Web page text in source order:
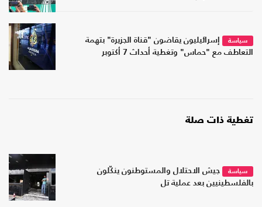
سياسة
إسرائيليون يقاضون "قناة الجزيرة" بتهمة
التعاطف مع "حماس" وتغطية أحداث 7 أكتوبر
تغطية ذات صلة
سياسة
جيش الاحتلال والمستوطنون ينكّلون
بالفلسطينيين بعد عملية تل